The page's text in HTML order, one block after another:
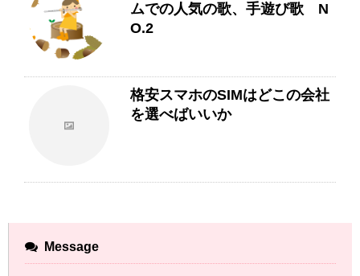
ムでの人気の歌、手遊び歌 N
O.2
格安スマホのSIMはどこの会社
を選べばいいか
Message